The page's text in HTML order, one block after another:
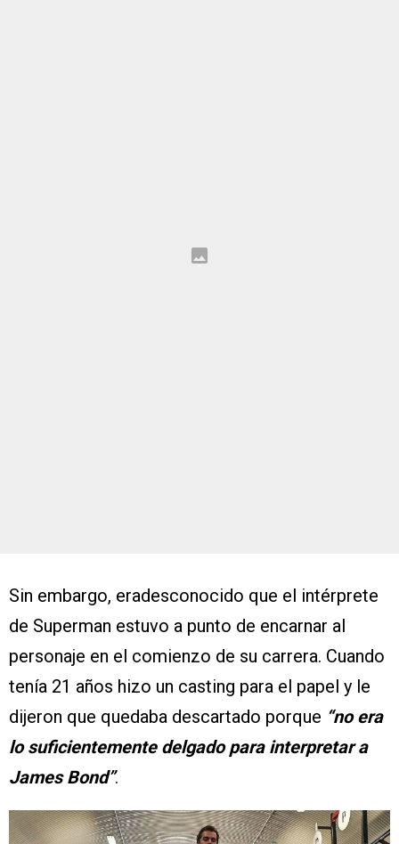
Sin embargo, eradesconocido que el intérprete
de Superman estuvo a punto de encarnar al
personaje en el comienzo de su carrera. Cuando
tenía 21 años hizo un casting para el papel y le
dijeron que quedaba descartado porque “no era
lo suficientemente delgado para interpretar a
James Bond”.